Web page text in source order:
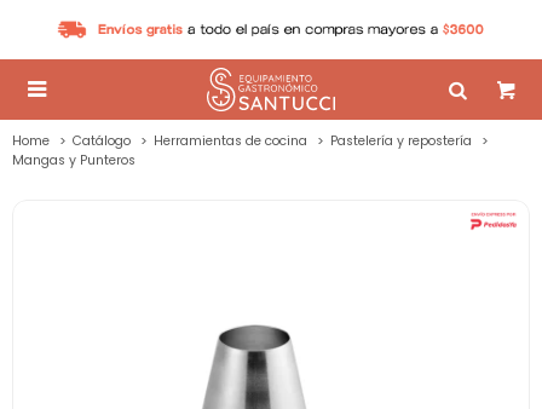

Home Catálogo Herramientas de cocina
Pastelería y repostería
Mangas y Punteros